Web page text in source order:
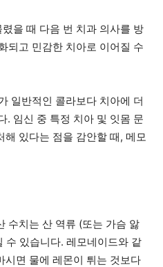
을 때 다음 번 치과 의사를 방
되고 민감한 치아로 이어질 수
일반적인 콜라보다 치아에 더
. 임신 중 특정 치아 및 잇몸 문
있다는 점을 감안할 때, 메모
수치는 산 역류 (또는 가슴 앓
수 있습니다. 레모네이드와 같
시면 물에 레몬이 튀는 것보다